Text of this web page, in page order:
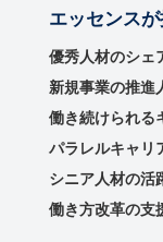
エッセンス
優秀⼈材のシェ
新規事業の推進
働き続けられる
パラレルキャリ
シニア人材の活
働き方改革の支